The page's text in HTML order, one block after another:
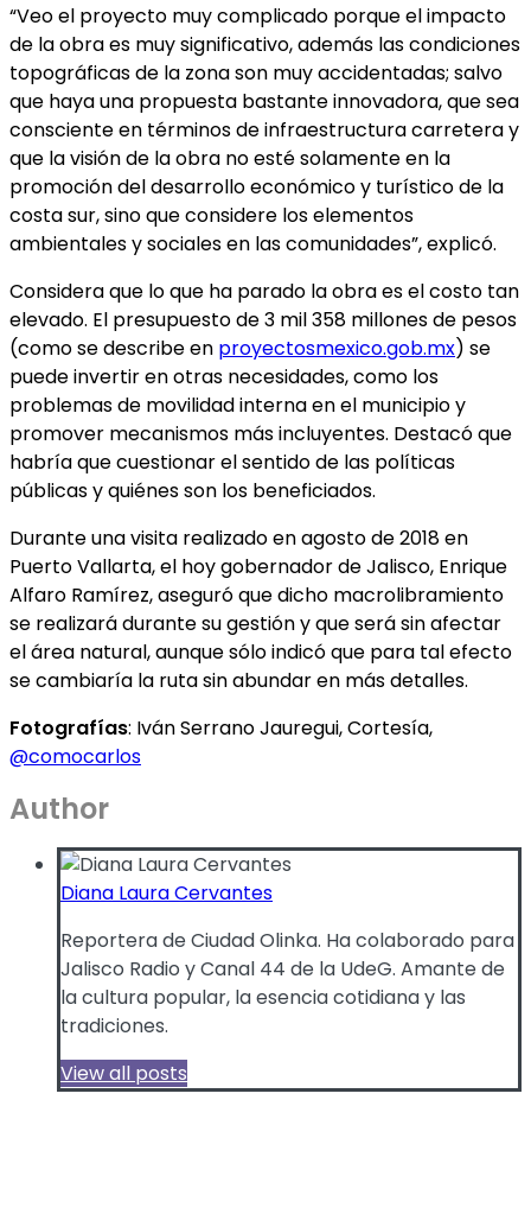
“Veo el proyecto muy complicado porque el impacto
de la obra es muy significativo, además las condiciones
topográficas de la zona son muy accidentadas; salvo
que haya una propuesta bastante innovadora, que sea
consciente en términos de infraestructura carretera y
que la visión de la obra no esté solamente en la
promoción del desarrollo económico y turístico de la
costa sur, sino que considere los elementos
ambientales y sociales en las comunidades”, explicó.
Considera que lo que ha parado la obra es el costo tan
elevado. El presupuesto de 3 mil 358 millones de pesos
(como se describe en proyectosmexico.gob.mx) se
puede invertir en otras necesidades, como los
problemas de movilidad interna en el municipio y
promover mecanismos más incluyentes. Destacó que
habría que cuestionar el sentido de las políticas
públicas y quiénes son los beneficiados.
Durante una visita realizado en agosto de 2018 en
Puerto Vallarta, el hoy gobernador de Jalisco, Enrique
Alfaro Ramírez, aseguró que dicho macrolibramiento
se realizará durante su gestión y que será sin afectar
el área natural, aunque sólo indicó que para tal efecto
se cambiaría la ruta sin abundar en más detalles.
Fotografías: Iván Serrano Jauregui, Cortesía,
@comocarlos
Author
Diana Laura Cervantes
Reportera de Ciudad Olinka. Ha colaborado para
Jalisco Radio y Canal 44 de la UdeG. Amante de
la cultura popular, la esencia cotidiana y las
tradiciones.
View all posts